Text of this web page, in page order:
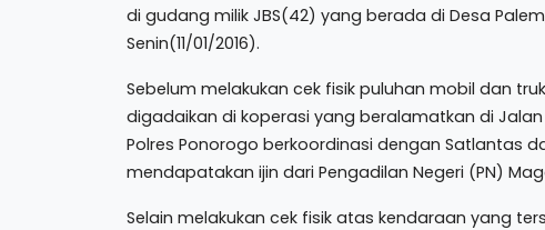
di gudang milik JBS(42) yang berada di Desa
Senin(11/01/2016).
Sebelum melakukan cek fisik puluhan mobil dan
digadaikan di koperasi yang beralamatkan di
Polres Ponorogo berkoordinasi dengan Satlantas
mendapatakan ijin dari Pengadilan Negeri (PN)
Selain melakukan cek fisik atas kendaraan yang